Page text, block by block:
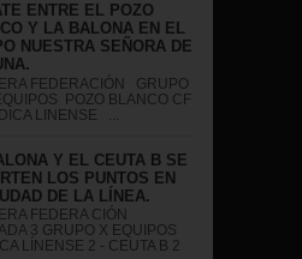
ENTRE EL POZO
Y LA BALONA EN EL
NUESTRA SEÑORA DE
FEDERACIÓN GRUPO
POZO BLANCO CF
LINENSE ...
Y EL CEUTA B SE
LOS PUNTOS EN
DE LA LÍNEA.
FEDERA CIÓN
3 GRUPO X EQUIPOS
LÍNENSE 2 - CEUTA B 2